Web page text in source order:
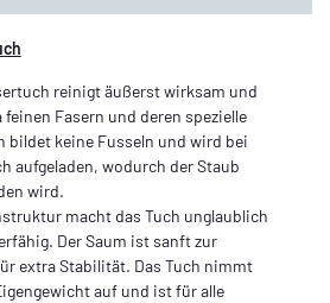
reinigt äußerst wirksam und
Fasern und deren spezielle
bildet keine Fusseln und wird bei
aufgeladen, wodurch der Staub
wird.
macht das Tuch unglaublich
Der Saum ist sanft zur
extra Stabilität. Das Tuch nimmt
auf und ist für alle